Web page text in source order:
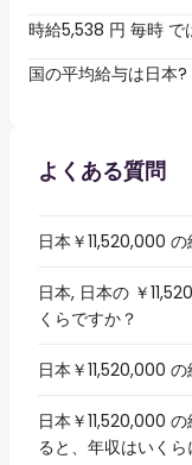
時給5,538 円 毎時 で
国の平均給与は日本?
よくある質問
日本￥11,520,000
日本, 日本の ￥
くらですか？
日本￥11,520,000
日本￥11,520,000
ると、年収はいく